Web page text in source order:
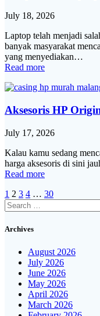
July 18, 2026
Laptop telah menjadi
banyak masyarakat
yang menyediakan…
Read more
Aksesoris HP
July 17, 2026
Kalau kamu sedang
harga aksesoris di sini
Read more
Posts
navigation
Page
1 Page
2 Page
3 Page
4 … Page
30
Search
for:
Archives
August 2026
July 2026
June 2026
May 2026
April 2026
March 2026